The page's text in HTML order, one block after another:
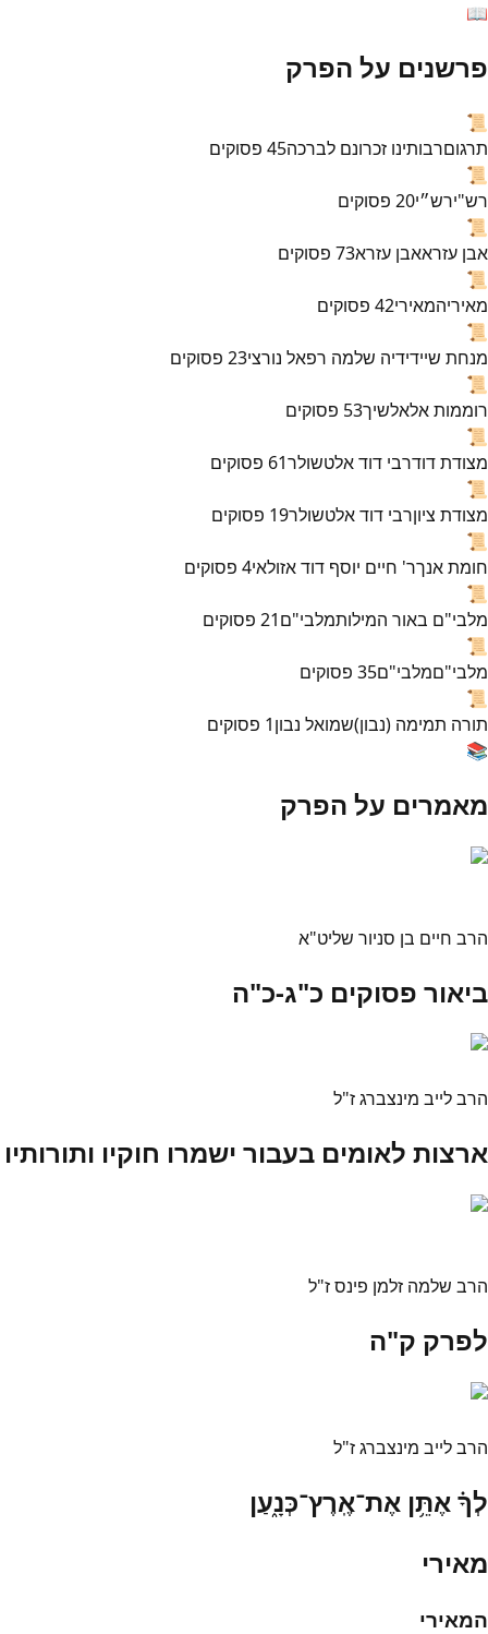
📖
פרשנים על הפרק
📜
תרגוםרבותינו זכרונם לברכה45 פסוקים
📜
רש"ירש״י20 פסוקים
📜
אבן עזראאבן עזרא73 פסוקים
📜
מאיריהמאירי42 פסוקים
📜
מנחת שיידידיה שלמה רפאל נורצי23 פסוקים
📜
רוממות אלאלשיך53 פסוקים
📜
מצודת דודרבי דוד אלטשולר61 פסוקים
📜
מצודת ציוןרבי דוד אלטשולר19 פסוקים
📜
חומת אנךר' חיים יוסף דוד אזולאי4 פסוקים
📜
מלבי"ם באור המילותמלבי"ם21 פסוקים
📜
מלבי"םמלבי"ם35 פסוקים
📜
תורה תמימה (נבון)שמואל נבון1 פסוקים
📚
מאמרים על הפרק
הרב חיים בן סניור שליט"א
ביאור פסוקים כ"ג-כ"ה
הרב לייב מינצברג ז"ל
ארצות לאומים בעבור ישמרו חוקיו ותורותיו
הרב שלמה זלמן פינס ז"ל
לפרק ק"ה
הרב לייב מינצברג ז"ל
לְךָ֗ אֶתֵּ֥ן אֶת־אֶֽרֶץ־כְּנָ֑עַן
מאירי
המאירי